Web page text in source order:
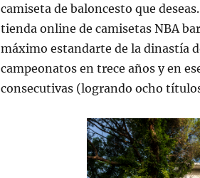
camiseta de baloncesto que
tienda online de camisetas NBA
máximo estandarte de la dinastía
campeonatos en trece años y en
consecutivas (logrando ocho